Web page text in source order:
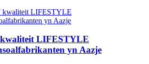
LIFESTYLE
yn Aazje